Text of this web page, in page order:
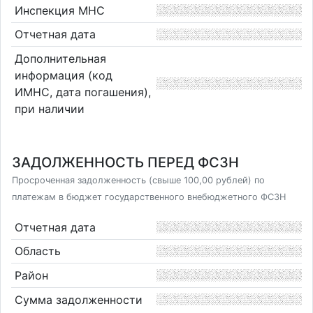
Инспекция МНС
Отчетная дата
Дополнительная
информация (код
ИМНС, дата погашения),
при наличии
ЗАДОЛЖЕННОСТЬ ПЕРЕД ФСЗН
Просроченная задолженность (свыше 100,00 рублей) по
платежам в бюджет государственного внебюджетного ФСЗН
Отчетная дата
Область
Район
Сумма задолженности